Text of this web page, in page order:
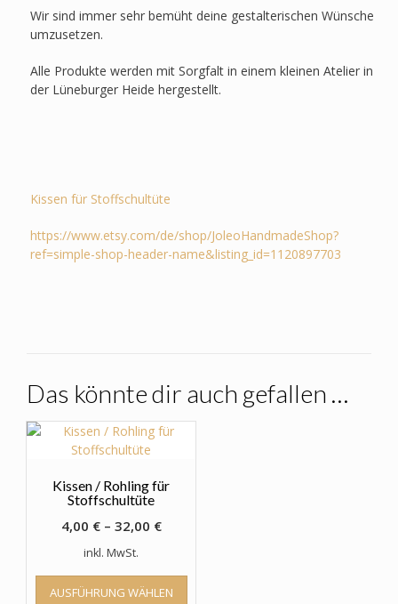
Wir sind immer sehr bemüht deine gestalterischen Wünsche
umzusetzen.
Alle Produkte werden mit Sorgfalt in einem kleinen Atelier in
der Lüneburger Heide hergestellt.
Kissen für Stoffschultüte
https://www.etsy.com/de/shop/JoleoHandmadeShop?
ref=simple-shop-header-name&listing_id=1120897703
Das könnte dir auch gefallen …
Kissen / Rohling für
Stoffschultüte
4,00 €– 32,00 €
inkl. MwSt.
AUSFÜHRUNG WÄHLEN
Dieses